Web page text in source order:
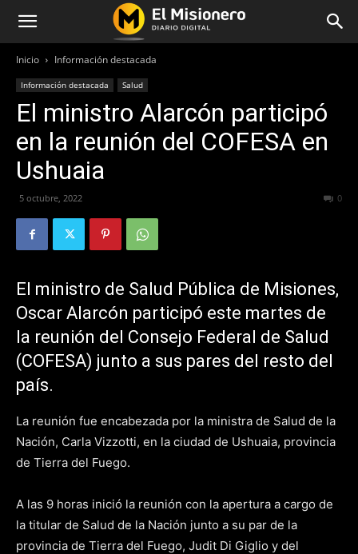
Inicio Información destacada
Información destacada Salud
El ministro Alarcón participó
en la reunión del COFESA en
Ushuaia
5 octubre, 2022 0
El ministro de Salud Pública de Misiones,
Oscar Alarcón participó este martes de
la reunión del Consejo Federal de Salud
(COFESA) junto a sus pares del resto del
país.
La reunión fue encabezada por la ministra de Salud de la
Nación, Carla Vizzotti, en la ciudad de Ushuaia, provincia
de Tierra del Fuego.
A las 9 horas inició la reunión con la apertura a cargo de
la titular de Salud de la Nación junto a su par de la
provincia de Tierra del Fuego, Judit Di Giglio y del